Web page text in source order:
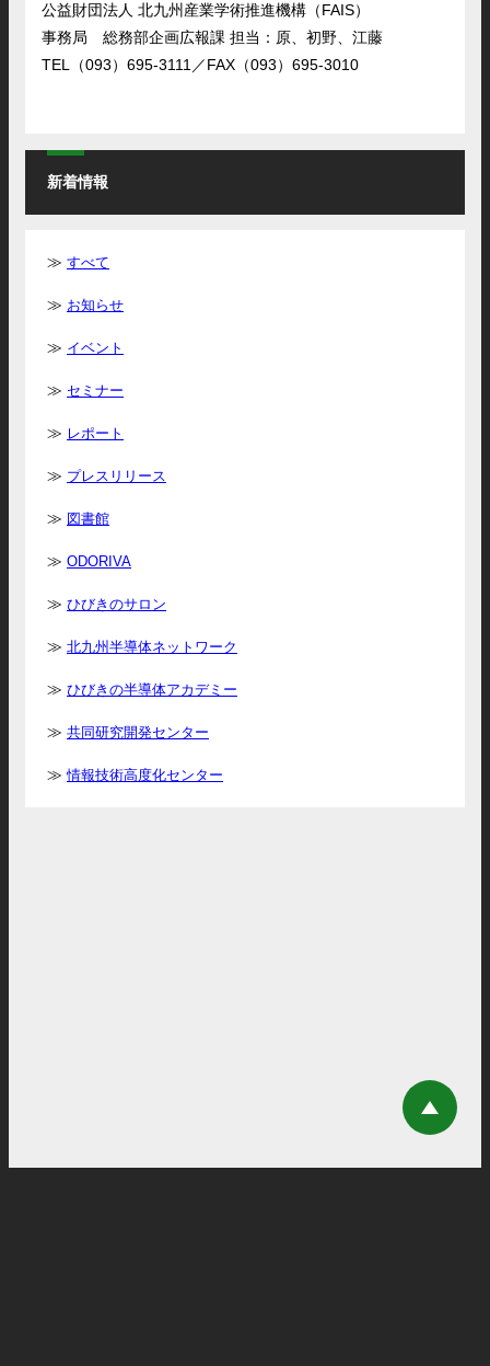
公益財団法人 北九州産業学術推進機構（FAIS）
事務局 総務部企画広報課 担当：原、初野、江藤
TEL（093）695-3111／FAX（093）695-3010
新着情報
すべて
お知らせ
イベント
セミナー
レポート
プレスリリース
図書館
ODORIVA
ひびきのサロン
北九州半導体ネットワーク
ひびきの半導体アカデミー
共同研究開発センター
情報技術高度化センター